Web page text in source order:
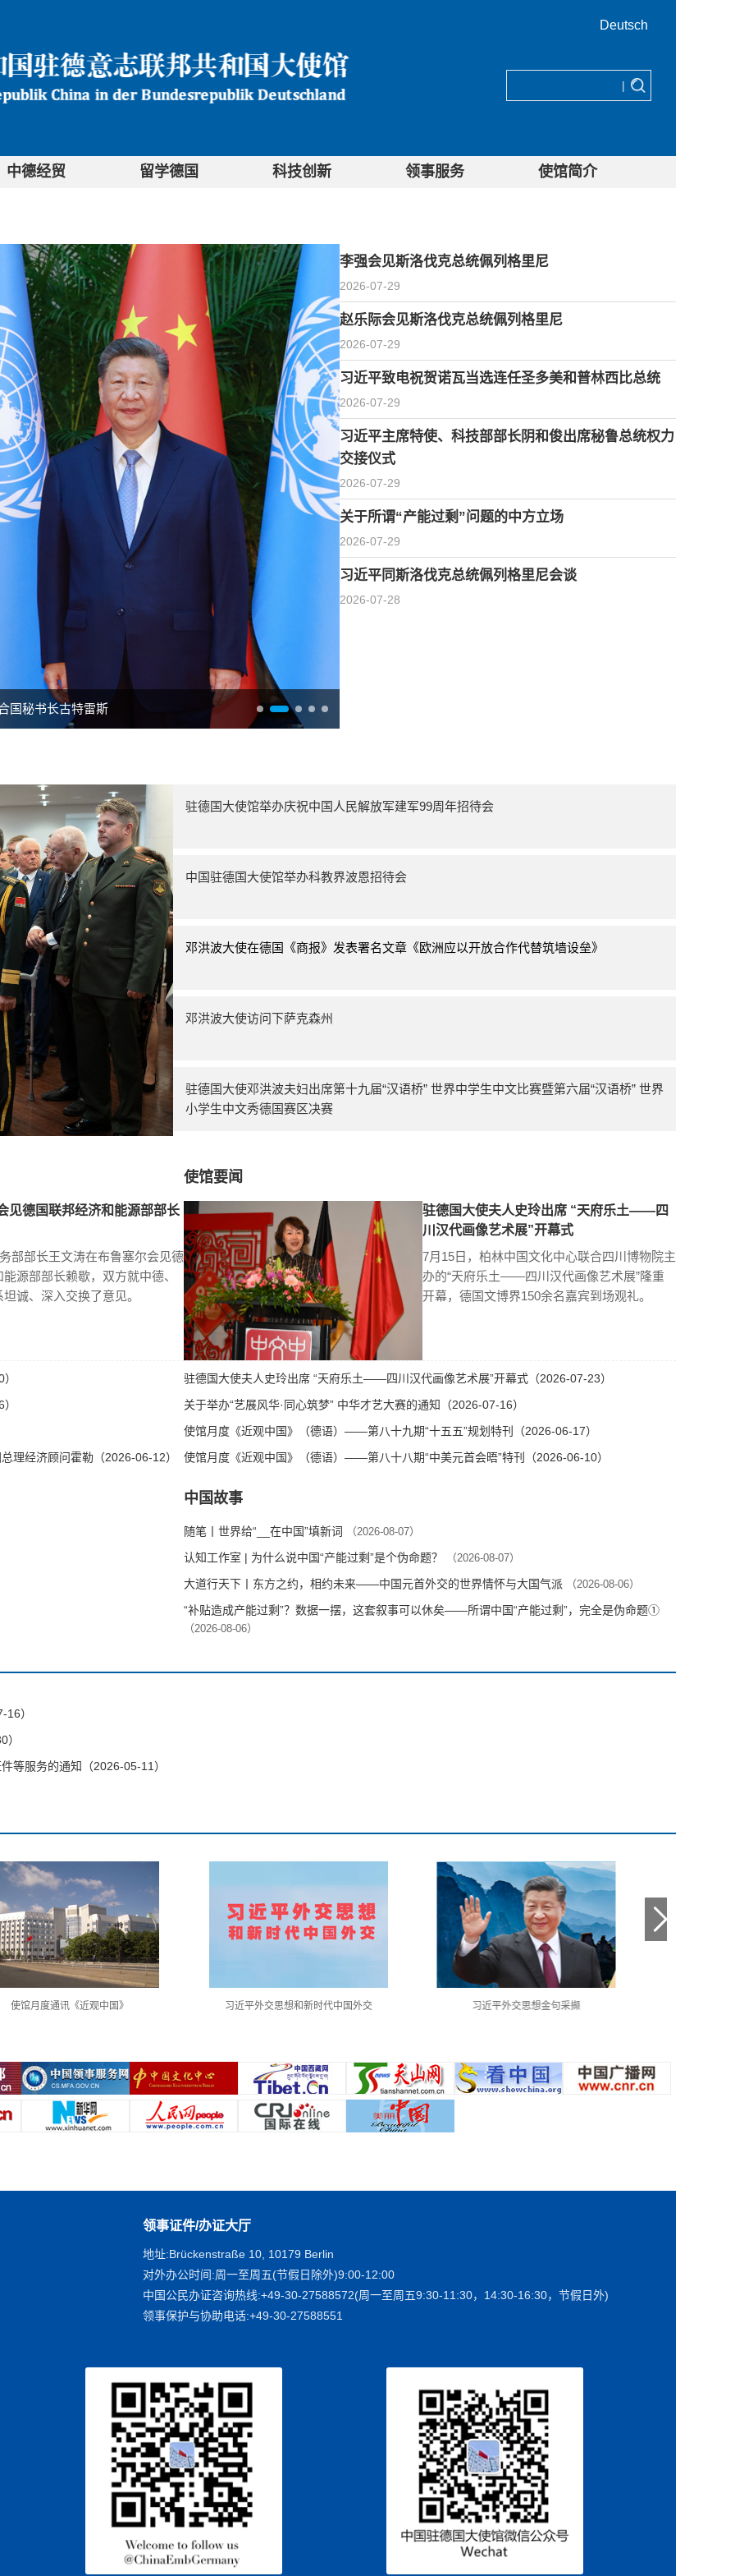
Deutsch
|
中德经贸 留学德国 科技创新 领事服务 使馆简介
国秘书长古特雷斯
李强会见斯洛伐克总统佩列格里尼
2026-07-29
赵乐际会见斯洛伐克总统佩列格里尼
2026-07-29
习近平致电祝贺诺瓦当选连任圣多美和普林西比总统
2026-07-29
习近平主席特使、科技部部长阴和俊出席秘鲁总统权力
交接仪式
2026-07-29
关于所谓“产能过剩”问题的中方立场
2026-07-29
习近平同斯洛伐克总统佩列格里尼会谈
2026-07-28
驻德国大使馆举办庆祝中国人民解放军建军99周年招待会
中国驻德国大使馆举办科教界波恩招待会
邓洪波大使在德国《商报》发表署名文章《欧洲应以开放合作代替筑墙设垒》
邓洪波大使访问下萨克森州
驻德国大使邓洪波夫妇出席第十九届“汉语桥” 世界中学生中文比赛暨第六届“汉语桥” 世界
小学生中文秀德国赛区决赛
见德国联邦经济和能源部部长
部部长王文涛在布鲁塞尔会见德
源部部长赖歇，双方就中德、
诚、深入交换了意见。
理经济顾问霍勒（2026-06-12）
使馆要闻
驻德国大使夫人史玲出席 “天府乐土——四
川汉代画像艺术展”开幕式
7月15日，柏林中国文化中心联合四川博物院主
办的“天府乐土——四川汉代画像艺术展”隆重
开幕，德国文博界150余名嘉宾到场观礼。
驻德国大使夫人史玲出席 “天府乐土——四川汉代画像艺术展”开幕式（2026-07-23）
关于举办“艺展风华·同心筑梦” 中华才艺大赛的通知（2026-07-16）
使馆月度《近观中国》（德语）——第八十九期“十五五”规划特刊（2026-06-17）
使馆月度《近观中国》（德语）——第八十八期“中美元首会晤”特刊（2026-06-10）
中国故事
随笔丨世界给“__在中国”填新词 （2026-08-07）
认知工作室 | 为什么说中国“产能过剩”是个伪命题？ （2026-08-07）
大道行天下丨东方之约，相约未来——中国元首外交的世界情怀与大国气派 （2026-08-06）
“补贴造成产能过剩”？数据一摆，这套叙事可以休矣——所谓中国“产能过剩”，完全是伪命题①
（2026-08-06）
）
等服务的通知（2026-05-11）
使馆月度通讯《近观中国》 习近平外交思想和新时代中国外交 习近平外交思想金句采撷
领事证件/办证大厅
地址:Brückenstraße 10, 10179 Berlin
对外办公时间:周一至周五(节假日除外)9:00-12:00
中国公民办证咨询热线:+49-30-27588572(周一至周五9:30-11:30，14:30-16:30，节假日外)
领事保护与协助电话:+49-30-27588551